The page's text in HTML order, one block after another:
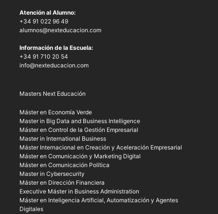
Atención al Alumno:
+34 91 022 96 49
alumnos@nexteducacion.com
Información de la Escuela:
+34 91 710 20 54
info@nexteducacion.com
Masters Next Educación
Máster en Economía Verde
Master in Big Data and Business Intelligence
Máster en Control de la Gestión Empresarial
Master in International Business
Máster Internacional en Creación y Aceleración Empresarial
Máster en Comunicación y Marketing Digital
Máster en Comunicación Política
Master in Cybersecurity
Máster en Dirección Financiera
Executive Máster in Business Administration
Máster en Inteligencia Artificial, Automatización y Agentes
Digitales